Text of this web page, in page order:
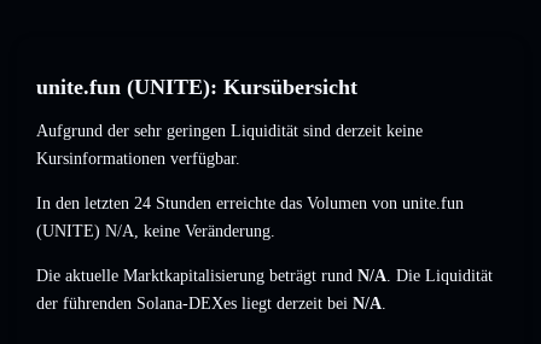
unite.fun (UNITE): Kursübersicht
Aufgrund der sehr geringen Liquidität sind derzeit keine
Kursinformationen verfügbar.
In den letzten 24 Stunden erreichte das Volumen von unite.fun
(UNITE) N/A, keine Veränderung.
Die aktuelle Marktkapitalisierung beträgt rund N/A. Die Liquidität
der führenden Solana-DEXes liegt derzeit bei N/A.